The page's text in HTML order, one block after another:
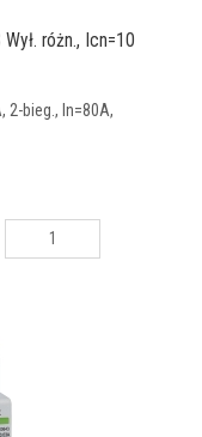
różn., Icn=10
2-bieg., In=80A,